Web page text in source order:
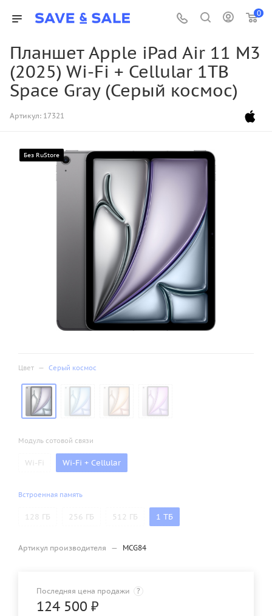
0
Планшет Apple iPad Air 11 M3
(2025) Wi-Fi + Cellular 1TB
Space Gray (Серый космос)
Артикул: 17321
Без RuStore
Цвет — Серый космос
Модуль сотовой связи
Wi-Fi Wi-Fi + Cellular
Встроенная память
128 ГБ 256 ГБ 512 ГБ 1 ТБ
Артикул производителя — MCG84
Последняя цена продажи ?
124 500 ₽